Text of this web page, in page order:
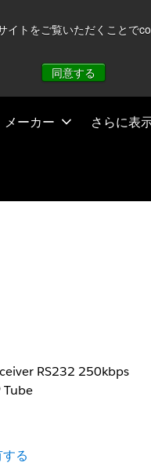
トをご覧いただくこと
同意する
メーカー さらに表
RS232 250kbps
Tube
る